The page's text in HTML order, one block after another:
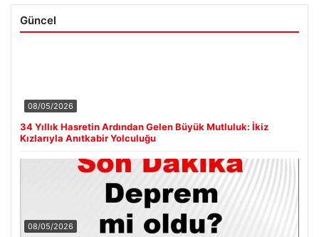
Güncel
08/05/2026
34 Yıllık Hasretin Ardından Gelen Büyük Mutluluk: İkiz
Kızlarıyla Anıtkabir Yolculuğu
08/05/2026